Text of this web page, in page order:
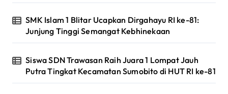
SMK Islam 1 Blitar Ucapkan Dirgahayu RI ke-81:
Junjung Tinggi Semangat Kebhinekaan
Siswa SDN Trawasan Raih Juara 1 Lompat Jauh
Putra Tingkat Kecamatan Sumobito di HUT RI ke-81